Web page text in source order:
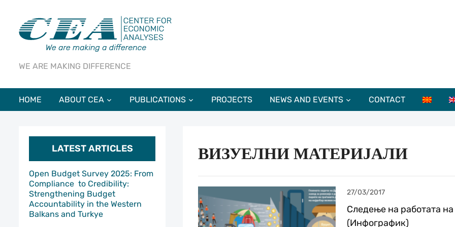
WE ARE MAKING DIFFERENCE
HOME ABOUT CEA PUBLICATIONS PROJECTS NEWS AND EVENTS CONTACT
LATEST ARTICLES
Open Budget Survey 2025: From
Compliance to Credibility:
Strengthening Budget
Accountability in the Western
Balkans and Turkye
ВИЗУЕЛНИ МАТЕРИЈАЛИ
27/03/2017
Следење на работата
(Инфографик)